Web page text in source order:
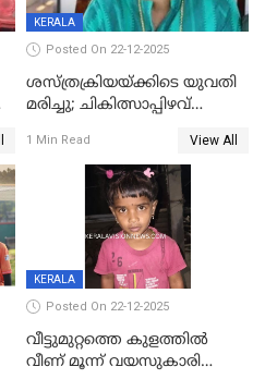
KERALA
Posted On 22-12-2025
ശസ്ത്രക്രിയയ്‌ക്കിടെ യുവതി
മരിച്ചു; ചികിത്സാപ്പിഴവ്
സംഭവം മാവേലിക്കരയിൽ
1 Min Read View All
KERALA
Posted On 22-12-2025
വീട്ടുമുറ്റത്തെ കുളത്തിൽ
വീണ് മൂന്ന് വയസുകാരി